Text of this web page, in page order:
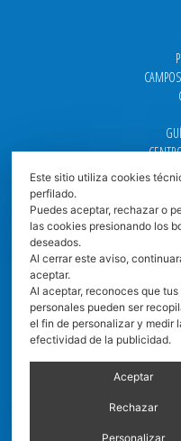
Privacy
© 2025 Spasciani |Codice Etico
Este sitio utiliza cookies
perfilado.
Puedes aceptar, rechazar o
las cookies presionando los
deseados.
Al cerrar este aviso,
aceptar.
Al aceptar, reconoces que tus
personales pueden ser
el fin de personalizar y medir
efectividad de la publicidad.
Aceptar
Rechazar
Personalizar